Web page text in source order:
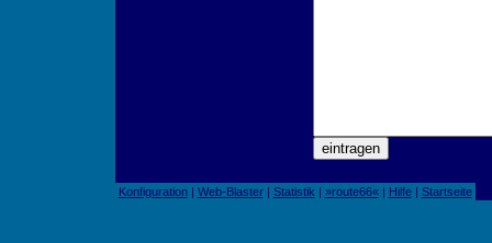
Konfiguration| Web-Blaster| Statistik | »route66«| Hilfe| Startseite